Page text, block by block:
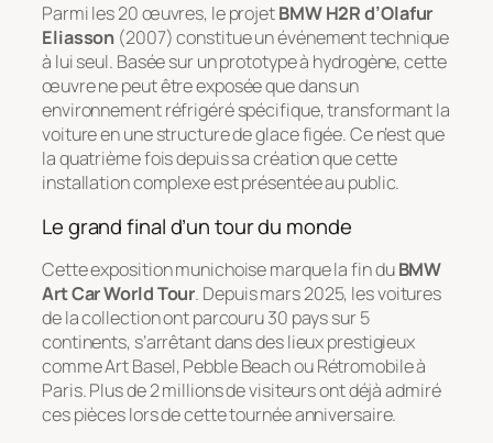
Parmi les 20 œuvres, le projetBMW H2R d’Olafur
Eliasson (2007) constitue un événement technique
à lui seul. Basée sur un prototype à hydrogène, cette
œuvre ne peut être exposée que dans un
environnement réfrigéré spécifique, transformant la
voiture en une structure de glace figée. Ce n’est que
la quatrième fois depuis sa création que cette
installation complexe est présentée au public.
Le grand final d’un tour du monde
Cette exposition munichoise marque la fin duBMW
Art Car World Tour. Depuis mars 2025, les voitures
de la collection ont parcouru 30 pays sur 5
continents, s’arrêtant dans des lieux prestigieux
comme Art Basel, Pebble Beach ou Rétromobile à
Paris. Plus de 2 millions de visiteurs ont déjà admiré
ces pièces lors de cette tournée anniversaire.